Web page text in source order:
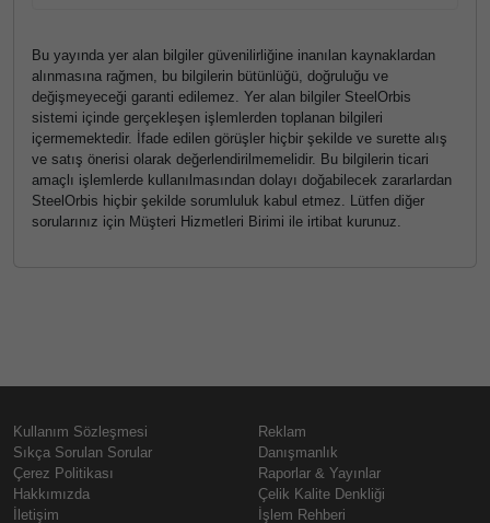
Bu yayında yer alan bilgiler güvenilirliğine inanılan kaynaklardan
alınmasına rağmen, bu bilgilerin bütünlüğü, doğruluğu ve
değişmeyeceği garanti edilemez. Yer alan bilgiler SteelOrbis
sistemi içinde gerçekleşen işlemlerden toplanan bilgileri
içermemektedir. İfade edilen görüşler hiçbir şekilde ve surette alış
ve satış önerisi olarak değerlendirilmemelidir. Bu bilgilerin ticari
amaçlı işlemlerde kullanılmasından dolayı doğabilecek zararlardan
SteelOrbis hiçbir şekilde sorumluluk kabul etmez. Lütfen diğer
sorularınız için Müşteri Hizmetleri Birimi ile irtibat kurunuz.
Kullanım Sözleşmesi
Sıkça Sorulan Sorular
Çerez Politikası
Hakkımızda
İletişim
Reklam
Danışmanlık
Raporlar & Yayınlar
Çelik Kalite Denkliği
İşlem Rehberi